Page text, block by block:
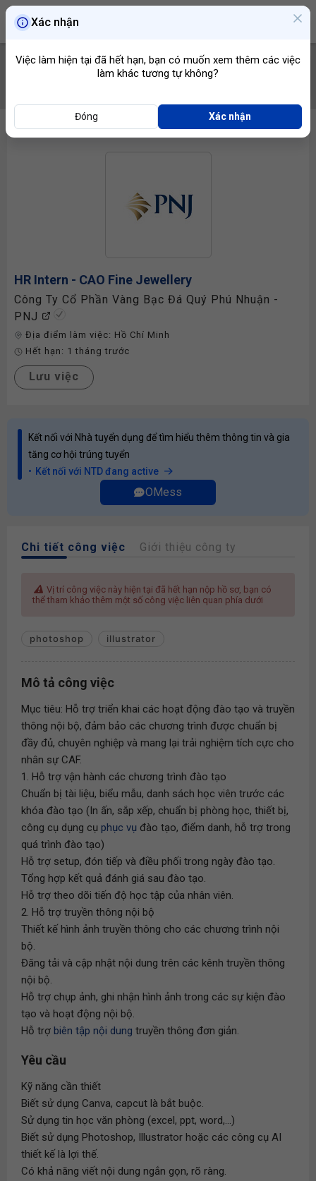
HR Intern - CAO Fine Jewellery
Công Ty Cổ Phần Vàng Bạc Đá Quý Phú Nhuận -
PNJ
Địa điểm làm việc: Hồ Chí Minh
Hết hạn: 1 tháng trước
Lưu việc
Kết nối với Nhà tuyển dụng để tìm hiểu thêm thông tin và gia
tăng cơ hội trúng tuyển
Kết nối với NTD đang active
OMess
Chi tiết công việc Giới thiệu công ty
Vị trí công việc này hiện tại đã hết hạn nộp hồ sơ, bạn có
thể tham khảo thêm một số công việc liên quan phía dưới
photoshop illustrator
Mô tả công việc
Mục tiêu: Hỗ trợ triển khai các hoạt động đào tạo và truyền
thông nội bộ, đảm bảo các chương trình được chuẩn bị
đầy đủ, chuyên nghiệp và mang lại trải nghiệm tích cực cho
nhân sự CAF.
1. Hỗ trợ vận hành các chương trình đào tạo
Chuẩn bị tài liệu, biểu mẫu, danh sách học viên trước các
khóa đào tạo (In ấn, sắp xếp, chuẩn bị phòng học, thiết bị,
công cụ dụng cụ phục vụ đào tạo, điểm danh, hỗ trợ trong
quá trình đào tạo)
Hỗ trợ setup, đón tiếp và điều phối trong ngày đào tạo.
Tổng hợp kết quả đánh giá sau đào tạo.
Hỗ trợ theo dõi tiến độ học tập của nhân viên.
2. Hỗ trợ truyền thông nội bộ
Thiết kế hình ảnh truyền thông cho các chương trình nội
bộ.
Đăng tải và cập nhật nội dung trên các kênh truyền thông
nội bộ.
Hỗ trợ chụp ảnh, ghi nhận hình ảnh trong các sự kiện đào
tạo và hoạt động nội bộ.
Hỗ trợ biên tập nội dung truyền thông đơn giản.
Yêu cầu
Kỹ năng cần thiết
Biết sử dụng Canva, capcut là bắt buộc.
Sử dụng tin học văn phòng (excel, ppt, word,...)
Biết sử dụng Photoshop, Illustrator hoặc các công cụ AI
thiết kế là lợi thế.
Có khả năng viết nội dung ngắn gọn, rõ ràng.
Xác nhận
Việc làm hiện tại đã hết hạn, bạn có muốn xem thêm các việc
làm khác tương tự không?
Đóng Xác nhận